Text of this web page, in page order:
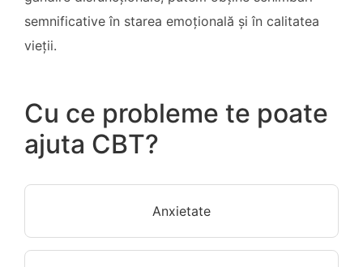
semnificative în starea emoțională și în calitatea
vieții.
Cu ce probleme te poate
ajuta CBT?
Anxietate